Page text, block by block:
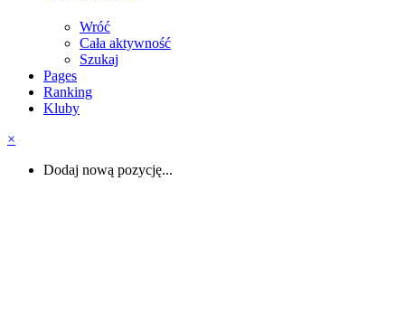
Wróć
Cała aktywność
Szukaj
Pages
Ranking
Kluby
×
Dodaj nową pozycję...